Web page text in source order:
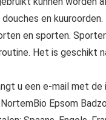
en kuuroorden.
en sporten.
Het is geschikt
u een e-mail met
Epsom